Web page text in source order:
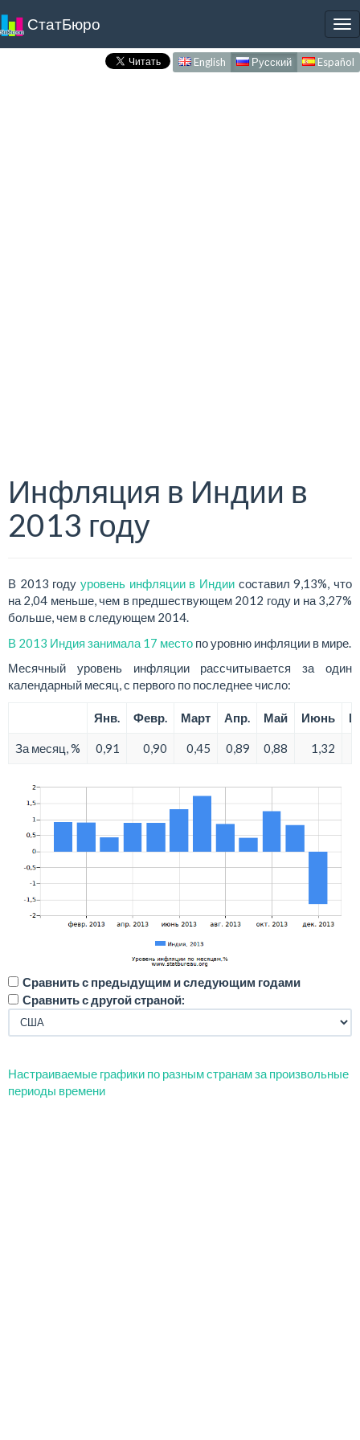
СтатБюро
English Русский Español
Инфляция в Индии в
2013 году
В 2013 году уровень инфляции в Индии составил 9,13%, что
на 2,04 меньше, чем в предшествующем 2012 году и на 3,27%
больше, чем в следующем 2014.
В 2013 Индия занимала 17 место по уровню инфляции в мире.
Месячный уровень инфляции рассчитывается за один
календарный месяц, с первого по последнее число:
Янв. Февр. Март Апр. Май Июнь
За месяц, % 0,91 0,90 0,45 0,89 0,88 1,32
Сравнить с предыдущим и следующим годами
Сравнить с другой страной:
Настраиваемые графики по разным странам за произвольные
периоды времени